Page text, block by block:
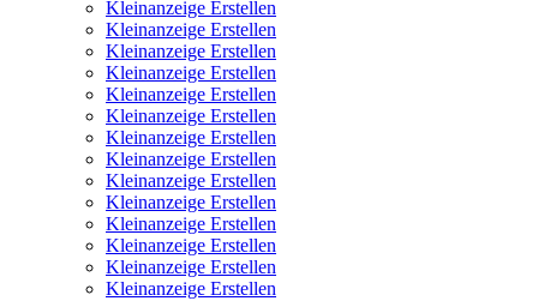
Kleinanzeige Erstellen
Kleinanzeige Erstellen
Kleinanzeige Erstellen
Kleinanzeige Erstellen
Kleinanzeige Erstellen
Kleinanzeige Erstellen
Kleinanzeige Erstellen
Kleinanzeige Erstellen
Kleinanzeige Erstellen
Kleinanzeige Erstellen
Kleinanzeige Erstellen
Kleinanzeige Erstellen
Kleinanzeige Erstellen
Kleinanzeige Erstellen